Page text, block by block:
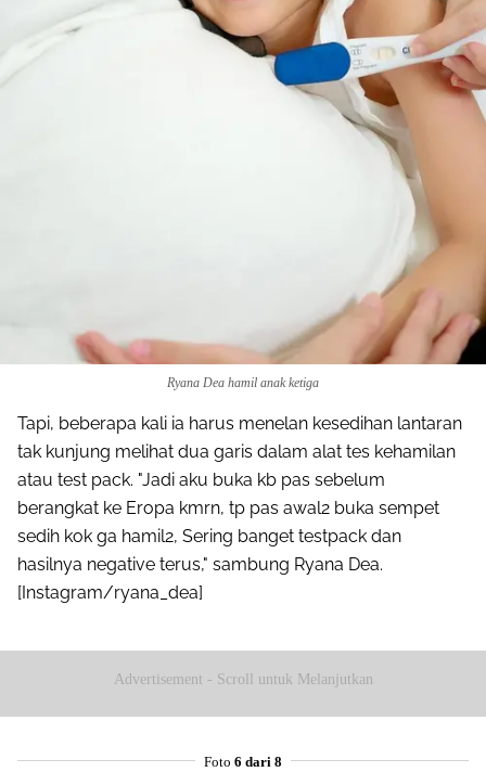
Ryana Dea hamil anak ketiga
Tapi, beberapa kali ia harus menelan kesedihan lantaran
tak kunjung melihat dua garis dalam alat tes kehamilan
atau test pack. "Jadi aku buka kb pas sebelum
berangkat ke Eropa kmrn, tp pas awal2 buka sempet
sedih kok ga hamil2, Sering banget testpack dan
hasilnya negative terus," sambung Ryana Dea.
[Instagram/ryana_dea]
Advertisement - Scroll untuk Melanjutkan
Foto 6 dari 8